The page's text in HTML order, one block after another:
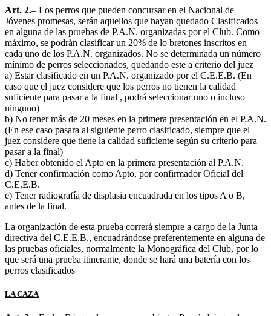
Art. 2.– Los perros que pueden concursar en el Nacional de
Jóvenes promesas, serán aquellos que hayan quedado Clasificados
en alguna de las pruebas de P.A.N. organizadas por el Club. Como
máximo, se podrán clasificar un 20% de lo bretones inscritos en
cada uno de los P.A.N. organizados. No se determinada un número
mínimo de perros seleccionados, quedando este a criterio del juez
a) Estar clasificado en un P.A.N. organizado por el C.E.E.B. (En
caso que el juez considere que los perros no tienen la calidad
suficiente para pasar a la final , podrá seleccionar uno o incluso
ninguno)
b) No tener más de 20 meses en la primera presentación en el P.A.N.
(En ese caso pasara al siguiente perro clasificado, siempre que el
juez considere que tiene la calidad suficiente según su criterio para
pasar a la final)
c) Haber obtenido el Apto en la primera presentación al P.A.N.
d) Tener confirmación como Apto, por confirmador Oficial del
C.E.E.B.
e) Tener radiografía de displasia encuadrada en los tipos A o B,
antes de la final.
La organización de esta prueba correrá siempre a cargo de la Junta
directiva del C.E.E.B., encuadrándose preferentemente en alguna de
las pruebas oficiales, normalmente la Monográfica del Club, por lo
que será una prueba itinerante, donde se hará una batería con los
perros clasificados
LA CAZA